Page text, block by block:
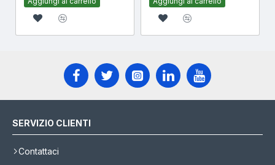
SERVIZIO CLIENTI
Contattaci